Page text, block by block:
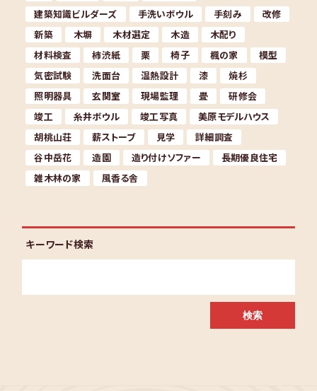
建築知識ビルダーズ
手洗いボウル 手刻み
改修
新築
木塀 木材選定 木造
木配り
材料検査
柿渋紙 栗 椅子 楓の家
模型
気密試験
洗面台 温熱設計 漆
焼杉
照明器具
玄関室 現場監理 畳
研修会
竣工
糸井ボウル 竣工写真
美原モデルハウス
胡桃山荘
薪ストーブ 見学
詳細調査
谷中岳花
造園 造り付けソファー
長期優良住宅
雑木林の家
風香る舎
キーワード検索